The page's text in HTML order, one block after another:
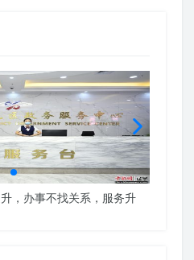
，办事不找关系，服务升